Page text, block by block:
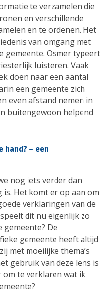
te verzamelen die
en verschillende
en te ordenen. Het
van omgang met
gemeente. Osmer typeert
luisteren. Vaak
doen naar een aantal
een gemeente zich
even afstand nemen in
buitengewoon helpend
hand? – een
nog iets verder dan
is. Het komt er op aan om
verklaringen van de
dit nu eigenlijk zo
gemeente? De
gemeente heeft altijd
met moeilijke thema’s
gebruik van deze lens is
om te verklaren wat ik